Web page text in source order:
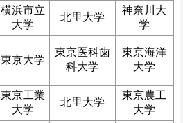
横浜市立
大学
北里大学
神奈川大
学
東京大学
東京医科歯
科大学
東京海洋
大学
東京工業
大学
北里大学
東京農工
大学